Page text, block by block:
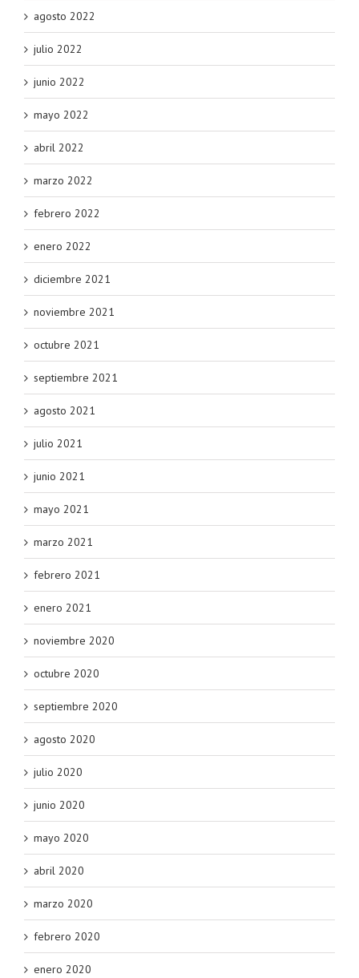
agosto 2022
julio 2022
junio 2022
mayo 2022
abril 2022
marzo 2022
febrero 2022
enero 2022
diciembre 2021
noviembre 2021
octubre 2021
septiembre 2021
agosto 2021
julio 2021
junio 2021
mayo 2021
marzo 2021
febrero 2021
enero 2021
noviembre 2020
octubre 2020
septiembre 2020
agosto 2020
julio 2020
junio 2020
mayo 2020
abril 2020
marzo 2020
febrero 2020
enero 2020